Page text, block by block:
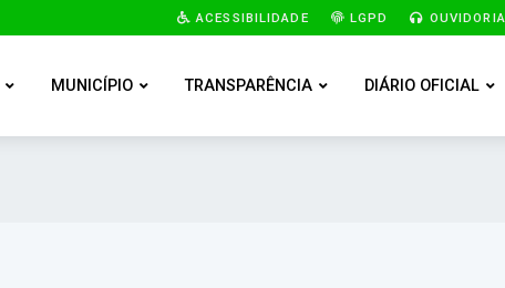
ACESSIBILIDADE LGPD OUVIDORIA
MUNICÍPIO TRANSPARÊNCIA DIÁRIO OFICIAL